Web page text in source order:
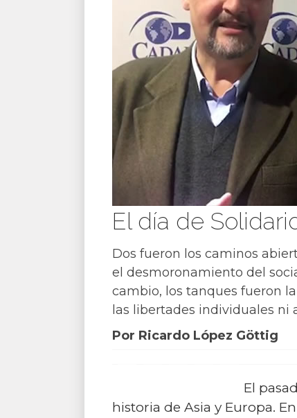
El día de
Dos fueron los caminos
el desmoronamiento del
cambio, los tanques fueron
las libertades individuales ni
Por Ricardo López Göttig
El
historia de Asia y Europa.